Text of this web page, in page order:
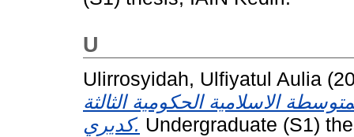
U
Ulirrosyidah, Ulfiyatul Aulia
الاسلامية الحكومية الثالثة
كديري. Undergraduate (S1)